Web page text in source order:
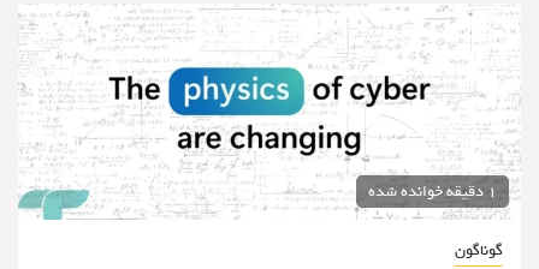
1 دقیقه خوانده شده
گوناگون